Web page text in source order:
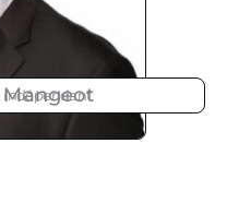
indépendant